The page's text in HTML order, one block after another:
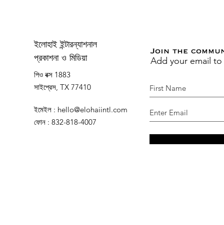
ইলোহাই ইন্টারন্যাশনাল
প্রকাশনা ও মিডিয়া
পিও বক্স 1883
সাইপ্রেস, TX 77410
ইমেইল : hello@elohaiintl.com
ফোন : 832-818-4007
Join the
Add your email